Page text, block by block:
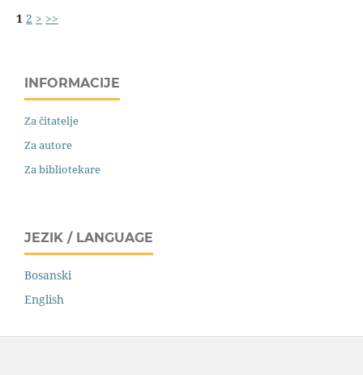
1 2 > >>
INFORMACIJE
Za čitatelje
Za autore
Za bibliotekare
JEZIK / LANGUAGE
Bosanski
English